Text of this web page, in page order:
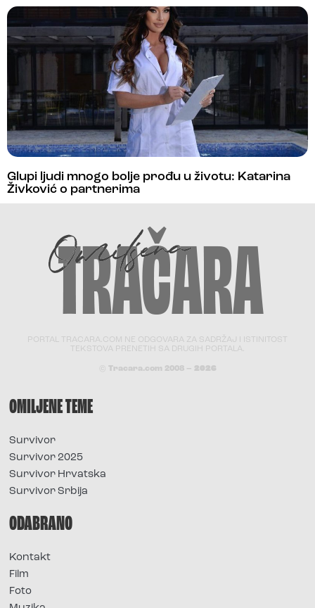
Glupi ljudi mnogo bolje prođu u životu: Katarina
Živković o partnerima
PORTAL TRACARA.COM NE ODGOVARA ZA SADRŽAJ I ISTINITOST
TEKSTOVA PRENETIH SA DRUGIH PORTALA.
© Tracara.com 2008 – 2026
OMILJENE TEME
Survivor
Survivor 2025
Survivor Hrvatska
Survivor Srbija
ODABRANO
Kontakt
Film
Foto